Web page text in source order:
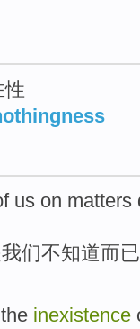
性
us on matters
我们不知道而已
the inexistence